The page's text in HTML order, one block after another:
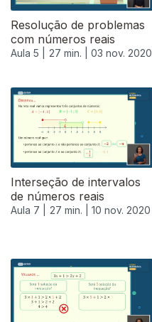
Resolução de problemas
com números reais
Aula 5 | 27 min. | 03 nov. 2020
Interseção de intervalos
de números reais
Aula 7 | 27 min. | 10 nov. 2020